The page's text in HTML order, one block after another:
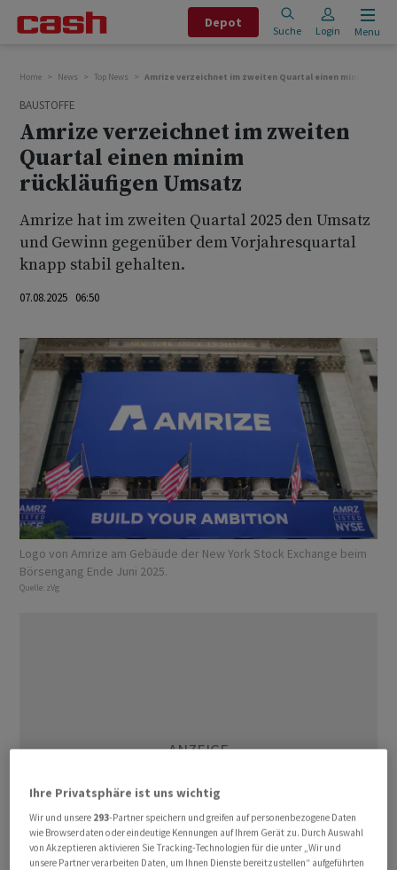
Depot
Suche Login Menu
Home News Top News Amrize verzeichnet im zweiten Quartal einen minim
BAUSTOFFE
Amrize verzeichnet im zweiten
Quartal einen minim
rückläufigen Umsatz
Amrize hat im zweiten Quartal 2025 den Umsatz
und Gewinn gegenüber dem Vorjahresquartal
knapp stabil gehalten.
07.08.2025 06:50
Logo von Amrize am Gebäude der New York Stock Exchange beim
Börsengang Ende Juni 2025.
Quelle: zVg
Ihre Privatsphäre ist uns wichtig
Wir und unsere 293-Partner speichern und greifen auf personenbezogene Daten
wie Browserdaten oder eindeutige Kennungen auf Ihrem Gerät zu. Durch Auswahl
von Akzeptieren aktivieren Sie Tracking-Technologien für die unter „Wir und
unsere Partner verarbeiten Daten, um Ihnen Dienste bereitzustellen“ aufgeführten